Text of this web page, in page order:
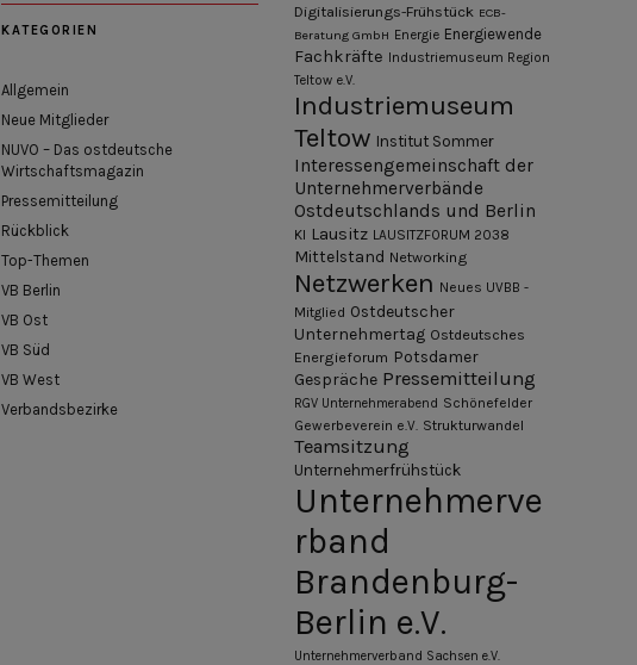
KATEGORIEN
Allgemein
Neue Mitglieder
NUVO – Das ostdeutsche
Wirtschaftsmagazin
Pressemitteilung
Rückblick
Top-Themen
VB Berlin
VB Ost
VB Süd
VB West
Verbandsbezirke
Digitalisierungs-Frühstück ECB-
Beratung GmbH Energie Energiewende
Fachkräfte Industriemuseum Region
Teltow e.V.
Industriemuseum
Teltow Institut Sommer
Interessengemeinschaft der
Unternehmerverbände
Ostdeutschlands und Berlin
KI Lausitz LAUSITZFORUM 2038
Mittelstand Networking
Netzwerken Neues UVBB -
Mitglied Ostdeutscher
Unternehmertag Ostdeutsches
Energieforum Potsdamer
Gespräche Pressemitteilung
RGV Unternehmerabend Schönefelder
Gewerbeverein e.V. Strukturwandel
Teamsitzung
Unternehmerfrühstück
Unternehmerve
rband
Brandenburg-
Berlin e.V.
Unternehmerverband Sachsen e.V.